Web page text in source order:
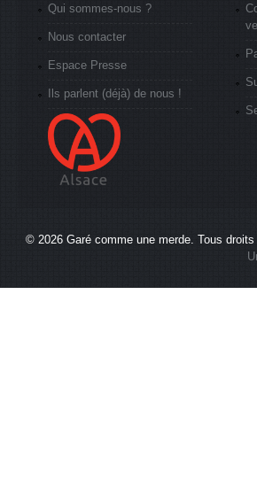
Qui sommes-nous ?
Nous contacter
Espace Presse
Ils parlent (déjà) de nous !
© 2026 Garé comme une merde . Tous